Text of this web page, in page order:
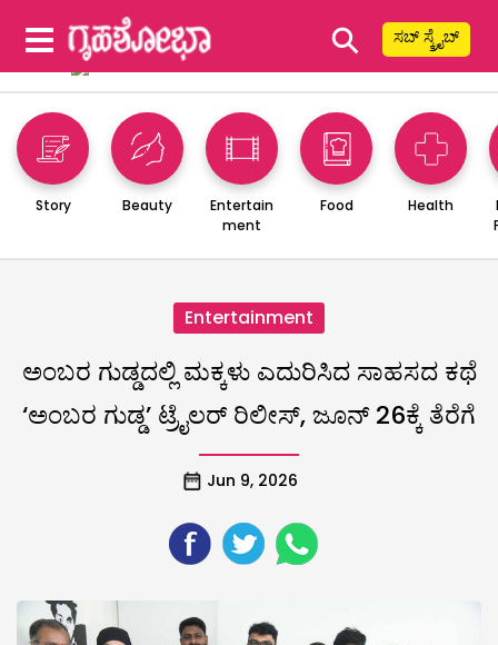
⚲ ಸಬ್ ಸ್ಕ್ರೈಬ್
Story Beauty
Entertain
ment
Food Health
Entertainment
ಅಂಬರ ಗುಡ್ಡದಲ್ಲಿ ಮಕ್ಕಳು ಎದುರಿಸಿದ ಸಾಹಸದ ಕಥೆ
‘ಅಂಬರ ಗುಡ್ಡ’ ಟ್ರೈಲರ್ ರಿಲೀಸ್, ಜೂನ್ 26ಕ್ಕೆ ತೆರೆಗೆ
Jun 9, 2026